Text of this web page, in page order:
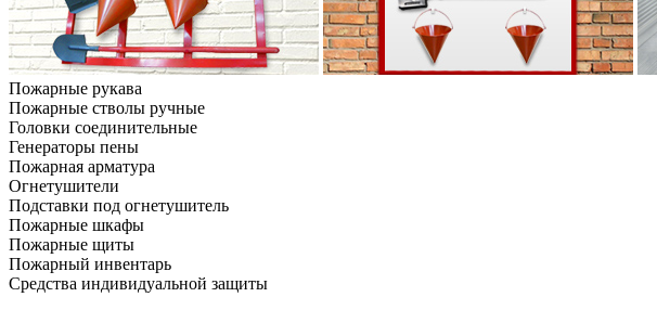
Пожарные рукава
Пожарные стволы ручные
Головки соединительные
Генераторы пены
Пожарная арматура
Огнетушители
Подставки под огнетушитель
Пожарные шкафы
Пожарные щиты
Пожарный инвентарь
Средства индивидуальной защиты